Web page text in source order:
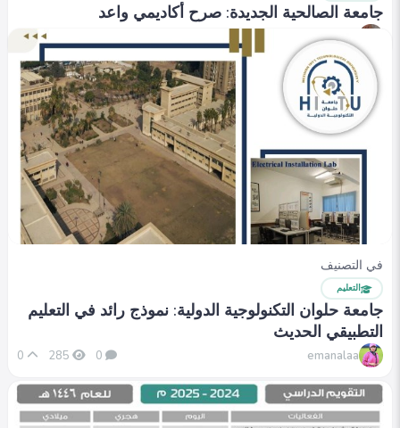
جامعة الصالحية الجديدة: صرح أكاديمي واعد
Heba Omar
0
في التصنيف
التعليم
جامعة حلوان التكنولوجية الدولية: نموذج رائد في التعليم
التطبيقي الحديث
emanalaa
0
285